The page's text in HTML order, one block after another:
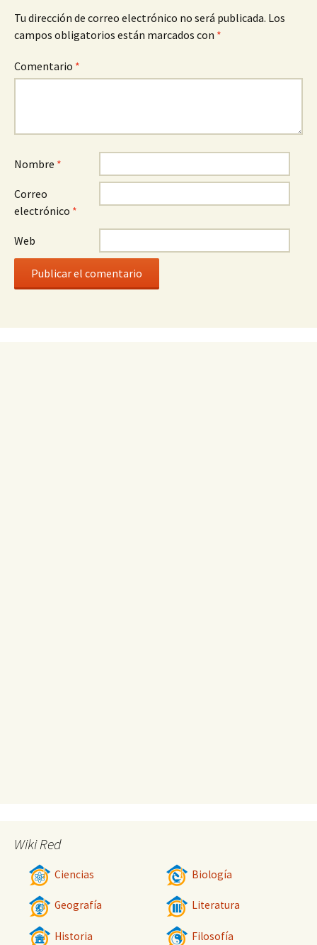
Tu dirección de correo electrónico no será publicada. Los
campos obligatorios están marcados con *
Comentario *
Nombre *
Correo
electrónico *
Web
Wiki Red
Ciencias Biología
Geografía Literatura
Historia Filosofía